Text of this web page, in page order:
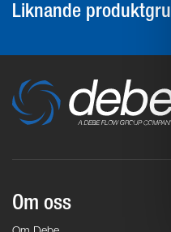
Liknande
Om oss